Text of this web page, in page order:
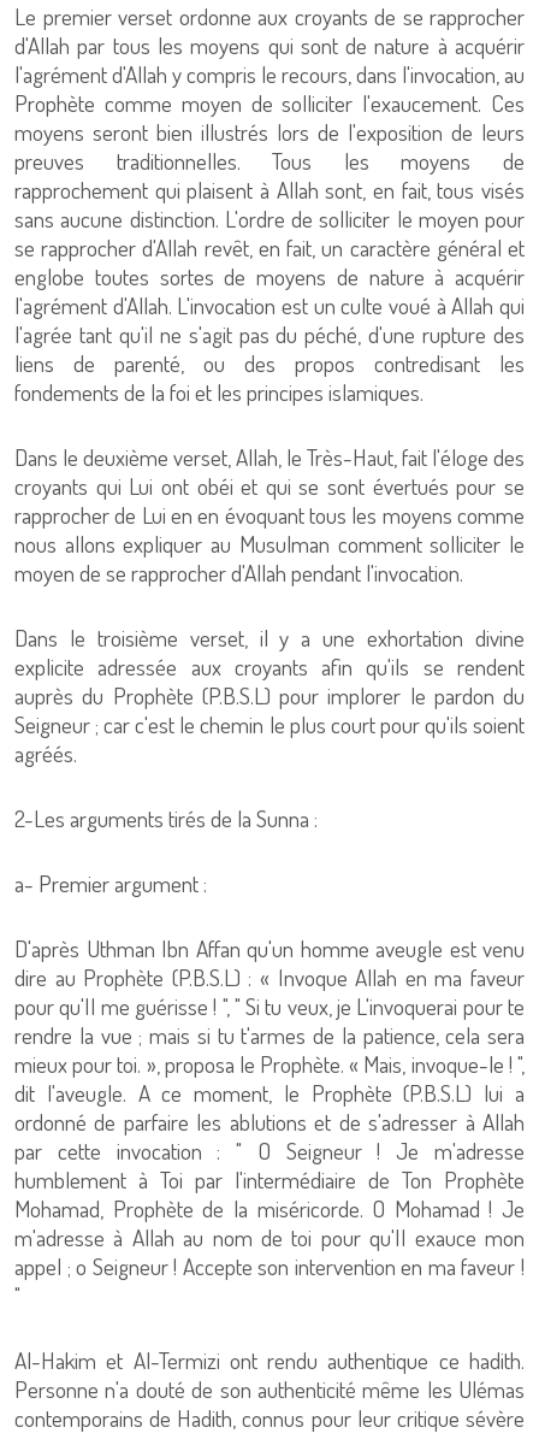
Le premier verset ordonne aux croyants de se rapprocher
d'Allah par tous les moyens qui sont de nature à acquérir
l'agrément d'Allah y compris le recours, dans l'invocation, au
Prophète comme moyen de solliciter l'exaucement. Ces
moyens seront bien illustrés lors de l'exposition de leurs
preuves traditionnelles. Tous les moyens de
rapprochement qui plaisent à Allah sont, en fait, tous visés
sans aucune distinction. L'ordre de solliciter le moyen pour
se rapprocher d'Allah revêt, en fait, un caractère général et
englobe toutes sortes de moyens de nature à acquérir
l'agrément d'Allah. L'invocation est un culte voué à Allah qui
l'agrée tant qu'il ne s'agit pas du péché, d'une rupture des
liens de parenté, ou des propos contredisant les
fondements de la foi et les principes islamiques.
Dans le deuxième verset, Allah, le Très-Haut, fait l'éloge des
croyants qui Lui ont obéi et qui se sont évertués pour se
rapprocher de Lui en en évoquant tous les moyens comme
nous allons expliquer au Musulman comment solliciter le
moyen de se rapprocher d'Allah pendant l'invocation.
Dans le troisième verset, il y a une exhortation divine
explicite adressée aux croyants afin qu'ils se rendent
auprès du Prophète (P.B.S.L) pour implorer le pardon du
Seigneur ; car c'est le chemin le plus court pour qu'ils soient
agréés.
2-Les arguments tirés de la Sunna :
a- Premier argument :
D'après Uthman Ibn Affan qu'un homme aveugle est venu
dire au Prophète (P.B.S.L) : « Invoque Allah en ma faveur
pour qu'Il me guérisse ! ", " Si tu veux, je L'invoquerai pour te
rendre la vue ; mais si tu t'armes de la patience, cela sera
mieux pour toi. », proposa le Prophète. « Mais, invoque-le ! ",
dit l'aveugle. A ce moment, le Prophète (P.B.S.L) lui a
ordonné de parfaire les ablutions et de s'adresser à Allah
par cette invocation : " O Seigneur ! Je m'adresse
humblement à Toi par l'intermédiaire de Ton Prophète
Mohamad, Prophète de la miséricorde. O Mohamad ! Je
m'adresse à Allah au nom de toi pour qu'Il exauce mon
appel ; o Seigneur ! Accepte son intervention en ma faveur !
"
Al-Hakim et Al-Termizi ont rendu authentique ce hadith.
Personne n'a douté de son authenticité même les Ulémas
contemporains de Hadith, connus pour leur critique sévère